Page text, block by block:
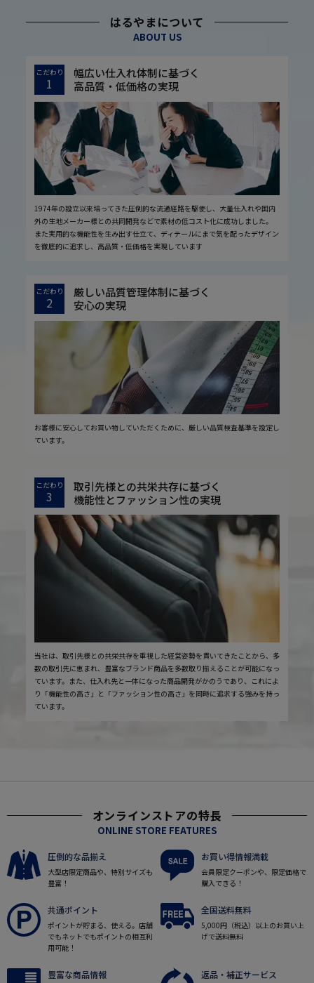
はるやまについて
ABOUT US
こだわり
1
幅広い仕入れ体制に基づく
高品質・低価格の実現
1974年の設立以来培ってきた圧倒的な流通経路を駆使し、大量仕入れや国内
外の生地メーカー様との共同開発などで素材の低コスト化に成功しました。
また実用的な機能性を生み出す仕立て、ディテールにまで気を配ったデザイン
を徹底的に追求し、高品質・低価格を実現しています
こだわり
2
厳しい品質管理体制に基づく
安心の実現
お客様に安心してお買い物していただくために、厳しい品質検査基準を設定し
ています。
こだわり
3
取引先様との共栄共存に基づく
機能性とファッション性の実現
当社は、取引先様との共栄共存を重視した経営姿勢を貫いてきたことから、多
数の取引先に恵まれ、豊富なブランド商品を多数取り揃えることが可能になっ
ています。また、仕入れ先と一体になった商品開発がかのうであり、これによ
り「機能性の高さ」と「ファッション性の高さ」を同時に追求する強みを持っ
ています。
オンラインストアの特長
ONLINE STORE FEATURES
圧倒的な品揃え
大型店限定商品や、特別サイズも
豊富！
お買い得情報満載
会員限定クーポンや、限定価格で
購入できる！
共通ポイント
ポイントが貯まる、使える。店舗
でもネットでもポイントの相互利
用可能！
全国送料無料
5,000円（税込）以上のお買い上
げで送料無料
豊富な商品情報 返品・補正サービス